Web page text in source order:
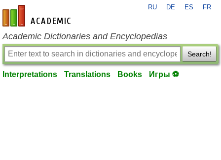
en-academic.com
RU DE ES FR
Academic Dictionaries and Encyclopedias
Search!
Interpretations Translations Books Игры ⚽